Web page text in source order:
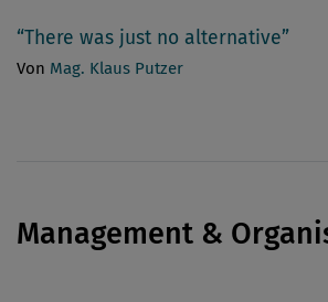
“There was just no alternative”
Von Mag. Klaus Putzer
Management &